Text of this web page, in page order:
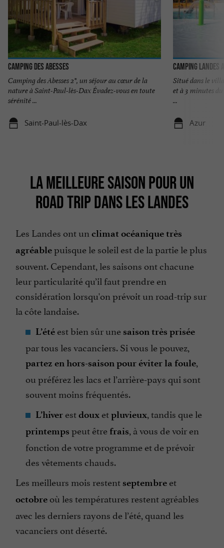
Camping des Abesses
Camping des Abesses 2*, un séjour au cœur de la
nature à Saint-Paul-lès-Dax Évadez-vous en toute
sérénité ...
Saint-Paul-lès-Dax
Camping Landes
Situé dans le
et à 3 minutes
...
Azur
LA MEILLEURE SAISON POUR UN
ROAD TRIP DANS LES LANDES
Les Landes ont un climat océanique très
agréablepuisque le soleil est de la partie le plus
souvent. Cependant, les saisons ont chacune
leur particularité qu’il faut prendre en
considération lorsqu'on prévoit un road-trip sur
la côte landaise.
L’été est bien sûr une saison très prisée
par tous les vacanciers. Si vous le pouvez,
partez en hors-saison pour éviter la foule
ou préférez les lacs et l’arrière-pays qui sont
souvent moins fréquentés.
L’hiver estdoux etpluvieux , tandis que le
printemps peut être frais , à vous de voir en
fonction de votre programme et de prévoir
des vêtements chauds.
Les meilleurs mois restent septembre et
octobre où les températures restent agréables
avec les derniers rayons de l’été, quand les
vacanciers ont déserté.